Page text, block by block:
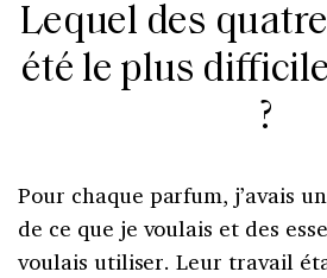
Lequel des
été le plus
?
Pour chaque parfum, j’avais
de ce que je voulais et des
voulais utiliser. Leur travail